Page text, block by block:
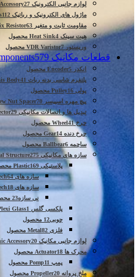
لوازم جانبی الکترونیک Electronic Accessory 27 محصول
ماژول های الکترونیک و رباتیک Modules 112 محصول
مقاومت ثابت و متغیر Var & Fix Resistor 63 محصول
هیت سینک Heat Sink 4 محصول
وریستور VDR Varistor7 محصول
قطعات مکانیک Mechanic Components 579 محصول
انکدر Encoder 5 محصول
پلتفرم شاسی بدنه ربات Platform Chassis Body 41 محصول
پولی Pulley 16 محصول
پیچ مهره اسپیسر Screw Nut Spacer 70 محصول
تبدیل ها و اتصالات مکانیکی Junction Connector29 محصول
چرخ Wheel41 محصول
چرخ دنده Gear 14 محصول
ساچمه Ballbear 6 محصول
سازه های مکانیکی Mechanical Structure275 محصول
پلاستیکی Plastic 169 محصول
سازه های EasyMech64 محصول
سازه های ToyMech18 محصول
نی سازه23 محصول
پلکسی گلس Plexi Glass 1 محصول
چوبی12 محصول
فلزی Metal 82 محصول
لوازم جانبی مکانیک Mechanic Accessory 20 محصول
محرک ها Actuator 18 محصول
پمپ Pomp 11 محصول
ملخ پروانه Propeller 20 محصول